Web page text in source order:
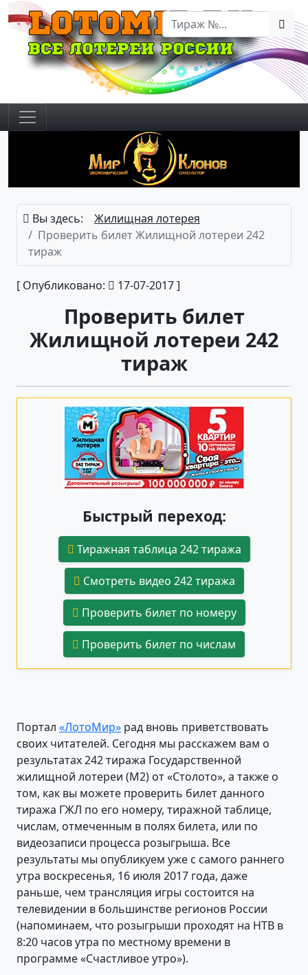
Вы здесь:
Жилищная лотерея
Проверить билет Жилищной лотереи 242
тираж
[ Опубликовано: 17-07-2017 ]
Проверить билет
Жилищной лотереи 242
тираж
Быстрый переход:
Тиражная таблица 242 тиража
Смотреть видео 242 тиража
Проверить билет по номеру
Проверить билет по числам
Портал «ЛотоМир» рад вновь приветствовать
своих читателей. Сегодня мы расскажем вам о
результатах 242 тиража Государственной
жилищной лотереи (М2) от «Столото», а также о
том, как вы можете проверить билет данного
тиража ГЖЛ по его номеру, тиражной таблице,
числам, отмеченным в полях билета, или по
видеозаписи процесса розыгрыша. Все
результаты мы опубликуем уже с самого раннего
утра воскресенья, 16 июля 2017 года, даже
раньше, чем трансляция игры состоится на
телевидении в большинстве регионов России
(напоминаем, что розыгрыши проходят на НТВ в
8:20 часов утра по местному времени в
программе «Счастливое утро»).